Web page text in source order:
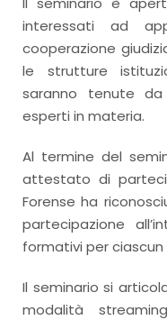
interessati ad
cooperazione
le strutture
saranno tenute
esperti in materia.
Al termine del
attestato di
Forense ha
partecipazione
formativi per ciascun
Il seminario si
modalità